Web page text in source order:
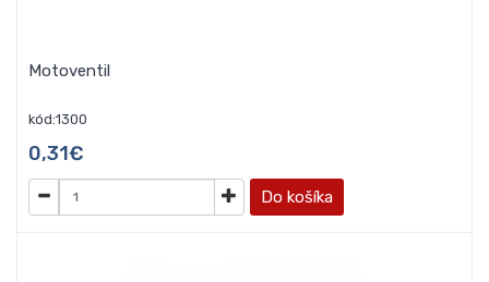
Motoventil
kód:1300
0,31€
Do košíka